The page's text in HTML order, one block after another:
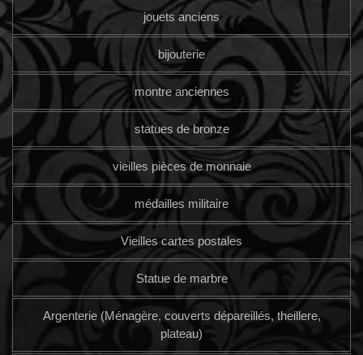
jouets anciens
bijouterie
montre anciennes
statues de bronze
vieilles pièces de monnaie
médailles militaire
Vieilles cartes postales
Statue de marbre
Argenterie (Ménagère, couverts dépareillés, theillere,
plateau)